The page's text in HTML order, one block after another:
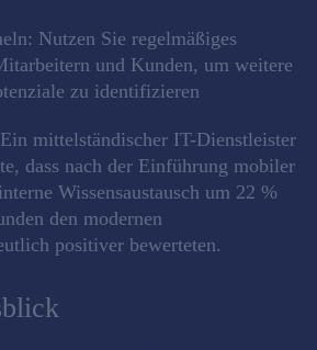
Nutzen Sie regelmäßiges
und Kunden, um weitere
zu identifizieren
Ein mittelständischer IT-Dienstleister
dass nach der Einführung mobiler
Wissensaustausch um 22 %
den modernen
positiver bewerteten.